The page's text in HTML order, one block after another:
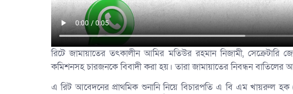
রিটে জামায়াতের তৎকালীন আমির মতিউর রহমান নিজামী, সেক্রেটারি
কমিশনসহ চারজনকে বিবাদী করা হয়। তারা জামায়াতের নিবন্ধন বাতিলের
এ রিট আবেদনের প্রাথমিক শুনানি নিয়ে বিচারপতি এ বি এম খায়রুল